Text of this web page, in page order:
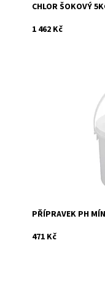
CHLOR ŠOKOVÝ
1 462 Kč
jsou rychle
7,4. Neutrální pH
19642
PŘÍPRAVEK PH
471 Kč